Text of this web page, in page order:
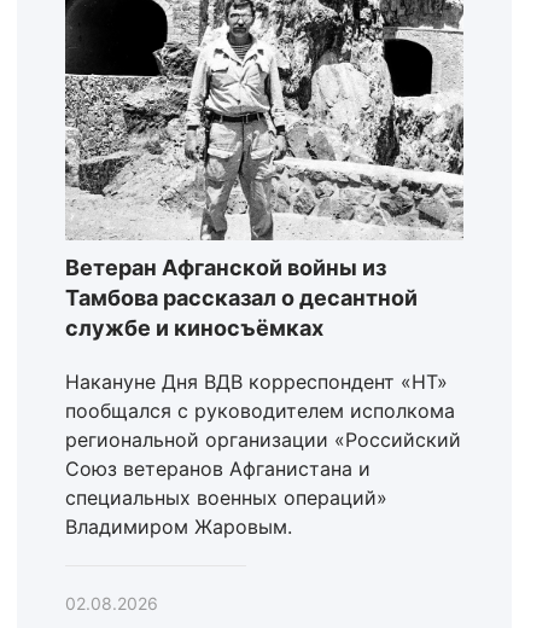
Ветеран Афганской войны из
Тамбова рассказал о десантной
службе и киносъёмках
Накануне Дня ВДВ корреспондент «НТ»
пообщался с руководителем исполкома
региональной организации «Российский
Союз ветеранов Афганистана и
специальных военных операций»
Владимиром Жаровым.
02.08.2026